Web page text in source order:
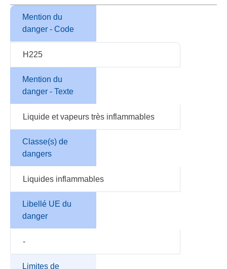
Mention du
danger - Code
H225
Mention du
danger - Texte
Liquide et vapeurs très inflammables
Classe(s) de
dangers
Liquides inflammables
Libellé UE du
danger
-
Limites de